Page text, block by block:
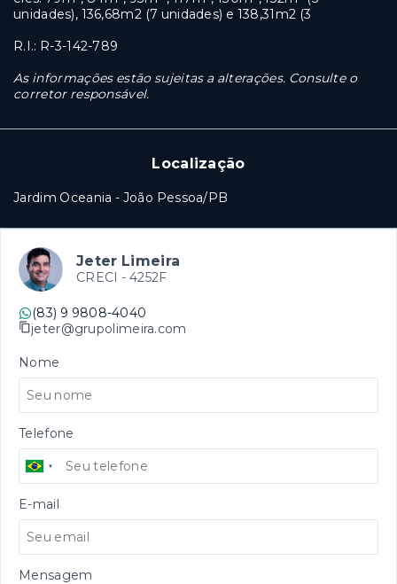
unidades), 136,68m2 (7 unidades) e 138,31m2 (3
R.I.: R-3-142-789
As informações estão sujeitas a alterações. Consulte o
corretor responsável.
Localização
Jardim Oceania - João Pessoa/PB
Jeter Limeira
CRECI - 4252F
(83) 9 9808-4040
jeter@grupolimeira.com
Nome
Telefone
E-mail
Mensagem